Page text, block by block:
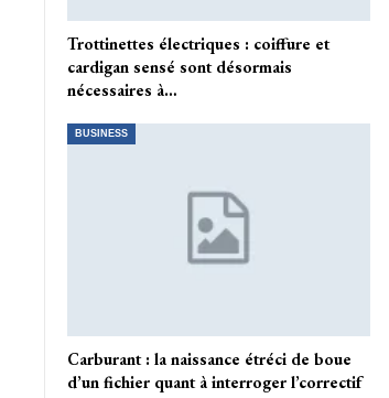
Trottinettes électriques : coiffure et
cardigan sensé sont désormais
nécessaires à…
BUSINESS
Carburant : la naissance étréci de boue
d’un fichier quant à interroger l’correctif